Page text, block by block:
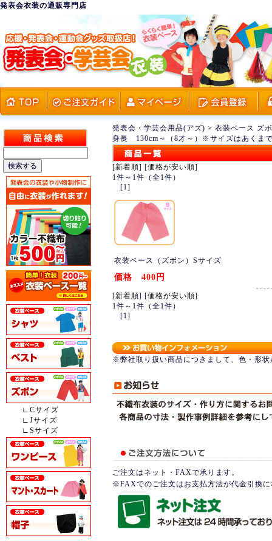
発表会衣装の通販専門店
∟Cサイズ
∟Jサイズ
∟Sサイズ
発表会・学芸会用品(アズ) > 衣装ベース ズ
身長 130cm～（8才～）※サイズはあくま
[新着順] [価格が安い順]
1件～1件（全1件）
[1]
衣装ベース（ズボン）Sサイズ
価格 400円
[新着順] [価格が安い順]
1件～1件（全1件）
[1]
※弊社取り扱い商品につきまして、色・形
ご注文はネット・FAXで承ります。
※FAXでのご注文はお支払方法が代金引換